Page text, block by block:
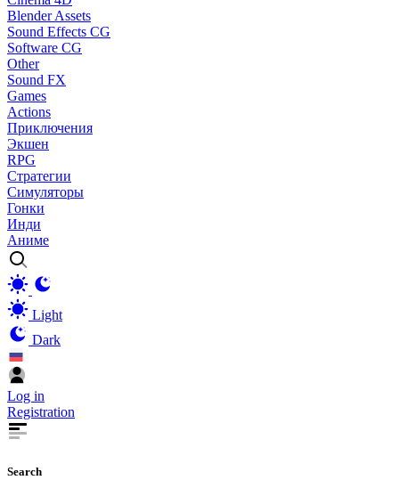
Blender Assets
Sound Effects CG
Software CG
Other
Sound FX
Games
Actions
Приключения
Экшен
RPG
Стратегии
Симуляторы
Гонки
Инди
Аниме
Light
Dark
Log in
Registration
Search